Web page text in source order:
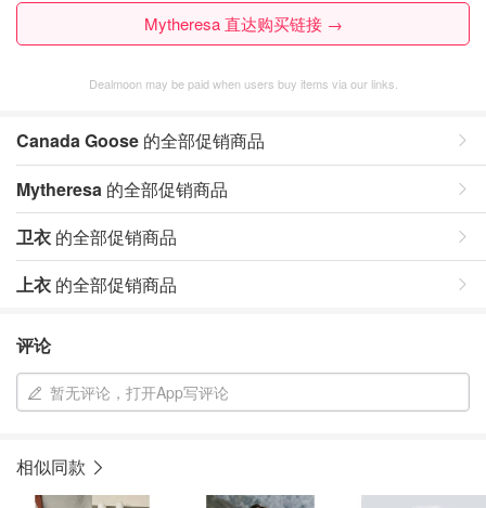
Mytheresa 直达购买链接 →
Dealmoon may be paid when users buy items via our links.
Canada Goose 的全部促销商品
Mytheresa 的全部促销商品
卫衣 的全部促销商品
上衣 的全部促销商品
评论
暂无评论，打开App写评论
相似同款